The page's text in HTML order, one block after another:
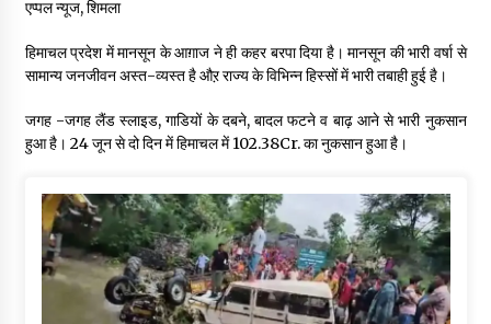
07/08/2026
वन विभाग के एक हजार खिलाड़ी रामपुर में दिखाएंगे जौहर, 11 से 13 सितंबर
तक आयोजित होगी 27वीं वार्षिक खेलकूद प्रतियोगिता
07/08/2026
30 बैग की सीमा पर भाजपा का हमला, बोली- कांग्रेस सरकार ने सेब उत्पादकों
की तोड़ी कमर- संदीपनी
07/08/2026
एप्पल न्यूज, शिमला
हिमाचल प्रदेश में मानसून के आग़ाज ने ही कहर बरपा दिया है। मानसून की भारी वर्षा से
सामान्य जनजीवन अस्त-व्यस्त है औऱ राज्य के विभिन्न हिस्सों में भारी तबाही हुई है।
जगह -जगह लैंड स्लाइड, गाडियों के दबने, बादल फटने व बाढ़ आने से भारी नुकसान
हुआ है। 24 जून से दो दिन में हिमाचल में 102.38Cr. का नुकसान हुआ है।